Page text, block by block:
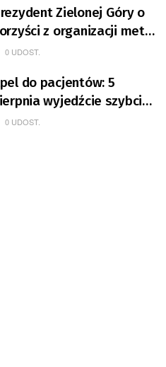
Zielonej Góry o
z organizacji mety
de Pologne
0 UDOST.
do pacjentów: 5
wyjedźcie szybciej
0 UDOST.